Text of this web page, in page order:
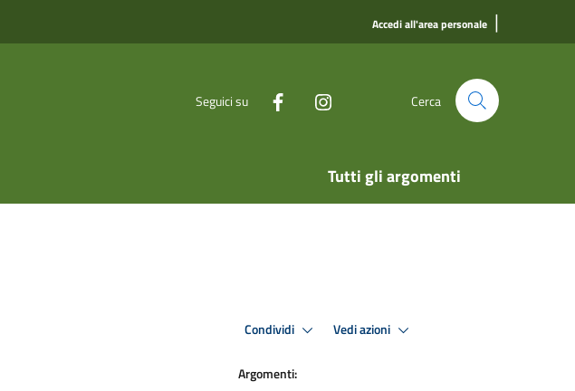
Accedi all'area personale |
Seguici su Cerca
Tutti gli argomenti
Condividi Vedi azioni
Argomenti: